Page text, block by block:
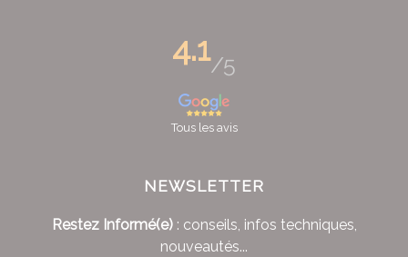
4.1/5
Tous les avis
NEWSLETTER
Restez Informé(e): conseils, infos techniques,
nouveautés...